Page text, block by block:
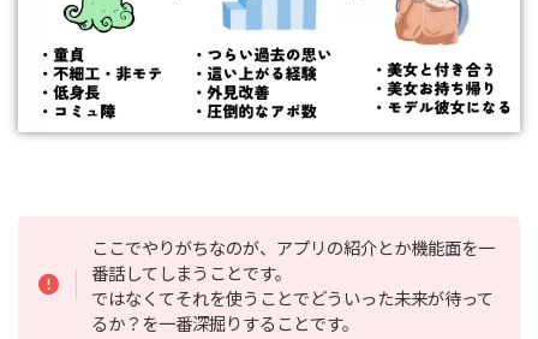
ここでやりがちなのが、アプリの紹介とか機能面を一
番話してしまうことです。
ではなくてそれを使うことでどういった未来が待って
るか？を一番深掘りすることです。